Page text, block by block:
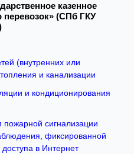
казенное
перевозок» (СПб ГКУ
(внутренних или
и канализации
и кондиционирования
сигнализации
фиксированной
в Интернет